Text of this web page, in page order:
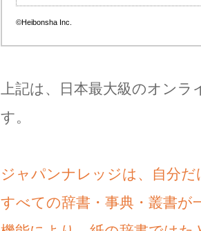
©Heibonsha Inc.
上記は、日本最大級のオン
す。
ジャパンナレッジは、自分だ
すべての辞書・事典・叢書が